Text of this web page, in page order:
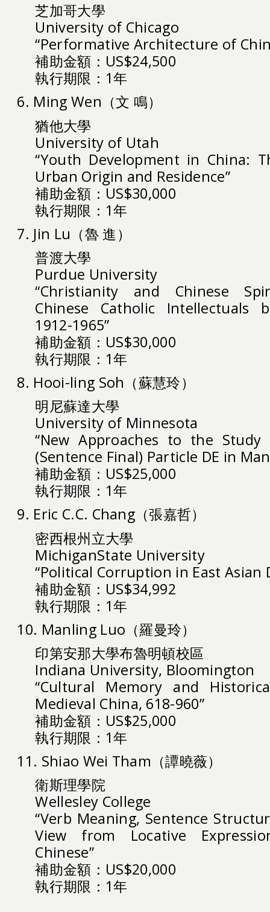
芝加哥大學
University of Chicago
“Performative Architecture of
補助金額：US$24,500
執行期限：1年
6. Ming Wen（文 鳴）
猶他大學
University of Utah
“Youth Development in China:
Urban Origin and Residence”
補助金額：US$30,000
執行期限：1年
7. Jin Lu（魯 進）
普渡大學
Purdue University
“Christianity and Chinese
Chinese Catholic Intellectuals
1912-1965”
補助金額：US$30,000
執行期限：1年
8. Hooi-ling Soh（蘇慧玲）
明尼蘇達大學
University of Minnesota
“New Approaches to the
(Sentence Final) Particle DE in
補助金額：US$25,000
執行期限：1年
9. Eric C.C. Chang（張嘉哲）
密西根州立大學
MichiganState University
“Political Corruption in East Asian
補助金額：US$34,992
執行期限：1年
10. Manling Luo（羅曼玲）
印第安那大學布魯明頓校區
Indiana University, Bloomington
“Cultural Memory and
Medieval China, 618-960”
補助金額：US$25,000
執行期限：1年
11. Shiao Wei Tham（譚曉薇）
衛斯理學院
Wellesley College
“Verb Meaning, Sentence
View from Locative
Chinese”
補助金額：US$20,000
執行期限：1年